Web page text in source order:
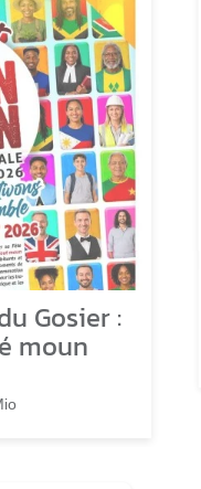
Gosier :
moun